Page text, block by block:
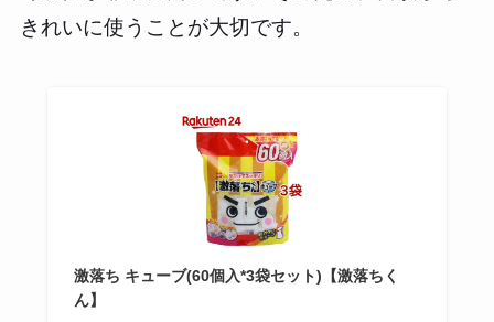
きれいに使うことが大切です。
激落ち キューブ(60個入*3袋セット)【激落ちく
ん】